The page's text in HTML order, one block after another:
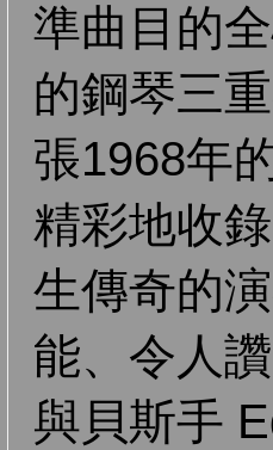
準曲目的
的鋼琴三
張1968年
精彩地收
生傳奇的
能、令人
與貝斯手